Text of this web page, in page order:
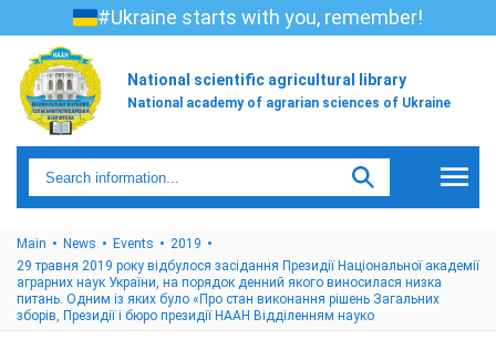
#Ukraine starts with you, remember!
National scientific agricultural library
National academy of agrarian sciences of Ukraine
Main News Events
2019
29 травня 2019 року відбулося засідання Президії Національної академії
аграрних наук України, на порядок денний якого виносилася низка
питань. Одним із яких було «Про стан виконання рішень Загальних
зборів, Президії і бюро президії НААН Відділенням науко